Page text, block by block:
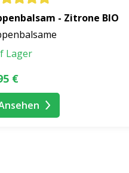
- Zitrone BIO
Lager
€